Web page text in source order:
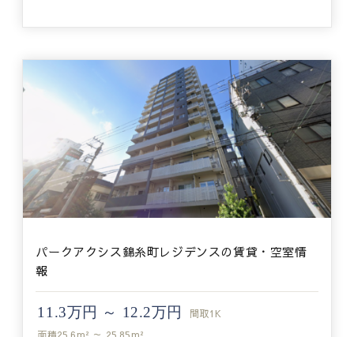
パークアクシス錦糸町レジデンスの賃貸・空室情
報
11.3万円 ～ 12.2万円 間取1K